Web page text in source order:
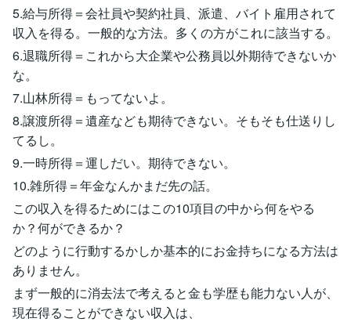
5.給与所得＝会社員や契約社員、派遣、バイト雇用されて
収入を得る。一般的な方法。多くの方がこれに該当する。
6.退職所得＝これから大企業や公務員以外期待できないか
な。
7.山林所得＝もってないよ。
8.譲渡所得＝遺産なども期待できない。そもそも仕送りし
てるし。
9.一時所得＝運しだい。期待できない。
10.雑所得＝年金なんかまだ先の話。
この収入を得るためにはこの10項目の中から何をやる
か？何ができるか？
どのように行動するかしか基本的にお金持ちになる方法は
ありません。
まず一般的に消去法で考えると金も学歴も能力ない人が、
現在得ることができない収入は、